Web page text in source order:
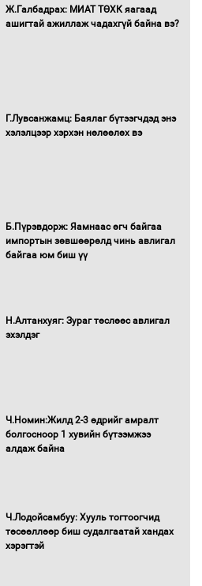
Бүх шатанд хэмнэлтийн горимд
шилжиж, найр наадам, зөвлөгөөн,
орчныг бүрдүүллээ
баримт
Ж.Галбадрах: МИАТ ТӨХК яагаад
ашигтай ажиллаж чадахгүй байна вэ?
Г.Лувсанжамц: Баялаг бүтээгчдэд энэ
хэлэлцээр хэрхэн нөлөөлөх вэ
Б.Пүрэвдорж: Яамнаас өгч байгаа
импортын зөвшөөрөлд чинь авлигал
байгаа юм биш үү
Н.Алтанхуяг: Зураг төслөөс авлигал
эхэлдэг
Ч.Номин:Жилд 2-3 өдрийг амралт
болгосноор 1 хувийн бүтээмжээ
алдаж байна
Ч.Лодойсамбуу: Хууль тогтоогчид
төсөөллөөр биш судалгаатай хандах
хэрэгтэй